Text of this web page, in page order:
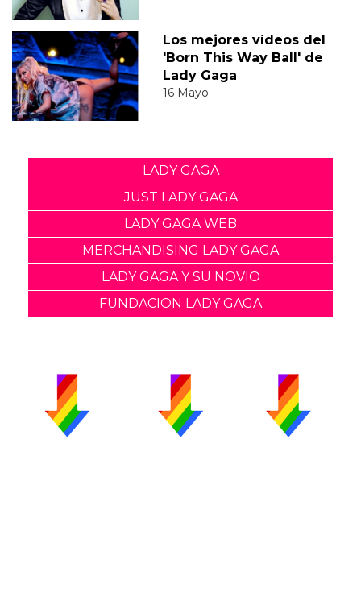
Los mejores vídeos del
'Born This Way Ball' de
Lady Gaga
16 Mayo
LADY GAGA
JUST LADY GAGA
LADY GAGA WEB
MERCHANDISING LADY GAGA
LADY GAGA Y SU NOVIO
FUNDACION LADY GAGA